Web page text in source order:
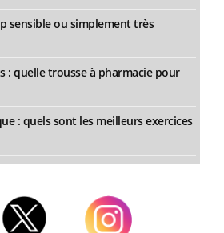
sensible ou simplement très
: quelle trousse à pharmacie pour
: quels sont les meilleurs exercices